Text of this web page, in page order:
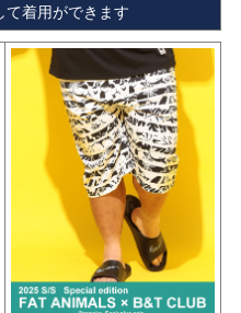
て着用ができます